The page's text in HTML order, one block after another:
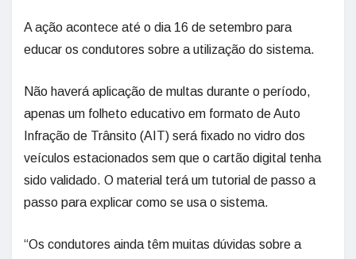
A ação acontece até o dia 16 de setembro para
educar os condutores sobre a utilização do sistema.
Não haverá aplicação de multas durante o período,
apenas um folheto educativo em formato de Auto
Infração de Trânsito (AIT) será fixado no vidro dos
veículos estacionados sem que o cartão digital tenha
sido validado. O material terá um tutorial de passo a
passo para explicar como se usa o sistema.
“Os condutores ainda têm muitas dúvidas sobre a